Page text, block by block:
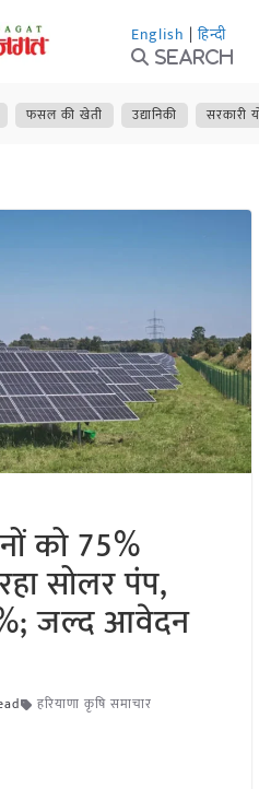
English | हिन्दी
Search
फसल की खेती उद्यानिकी सरकारी
को 75%
सोलर पंप,
जल्द आवेदन
हरियाणा कृषि समाचार